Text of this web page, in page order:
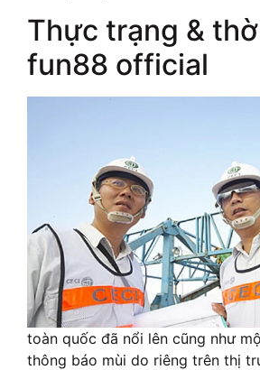
Thực trạng &
fun88 official
toàn quốc đã nổi lên cũng như
thông báo mùi do riêng trên thị